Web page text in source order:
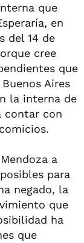
que
en
del 14 de
cree
que
Aires
la interna de
contar con
a
para
negado, la
que
ha
que